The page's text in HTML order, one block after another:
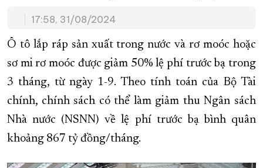
TRƯỜNG SA BIỂN ĐẢO QUÊ HƯƠNG
CHUNG TAY CẢI CÁCH HÀNH CHÍNH
XÂY DỰNG NÔNG THÔN MỚI LỊCH CẮT ĐIỆN
TÀU - XE - MÁY BAY
KỶ NIỆM 370 NĂM XÂY DỰNG VÀ PHÁT TRIỂN TỈNH KHÁNH HÒA
KHOẢNH KHẮC ĐẸP XỨ TRẦM
XÂY DỰNG KHÁNH HÒA TRỞ THÀNH THÀNH PHỐ TRỰC THUỘC
ĐẠI HỘI ĐẢNG CÁC CẤP TRANG CHỦ VỀ BÁO KHÁNH HÒA
17:58, 31/08/2024
Ô tô lắp ráp sản xuất trong nước và rơ moóc hoặc
sơ mi rơ moóc được giảm 50% lệ phí trước bạ trong
3 tháng, từ ngày 1-9. Theo tính toán của Bộ Tài
chính, chính sách có thể làm giảm thu Ngân sách
Nhà nước (NSNN) về lệ phí trước bạ bình quân
khoảng 867 tỷ đồng/tháng.